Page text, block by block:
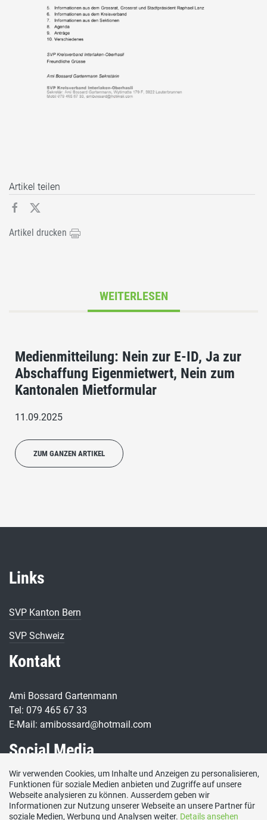
Artikel teilen
Artikel drucken
WEITERLESEN
Medienmitteilung: Nein zur E-ID, Ja zur
Abschaffung Eigenmietwert, Nein zum
Kantonalen Mietformular
11.09.2025
ZUM GANZEN ARTIKEL
Links
SVP Kanton Bern
SVP Schweiz
Kontakt
Ami Bossard Gartenmann
Tel: 079 465 67 33
E-Mail: amibossard@hotmail.com
Social Media
Besuchen Sie uns bei:
Wir verwenden Cookies, um Inhalte und Anzeigen zu personalisieren,
Funktionen für soziale Medien anbieten und Zugriffe auf unsere
Webseite analysieren zu können. Ausserdem geben wir
Informationen zur Nutzung unserer Webseite an unsere Partner für
soziale Medien, Werbung und Analysen weiter. Details ansehen